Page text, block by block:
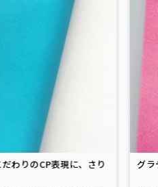
わりのCP表現に、さり
グ